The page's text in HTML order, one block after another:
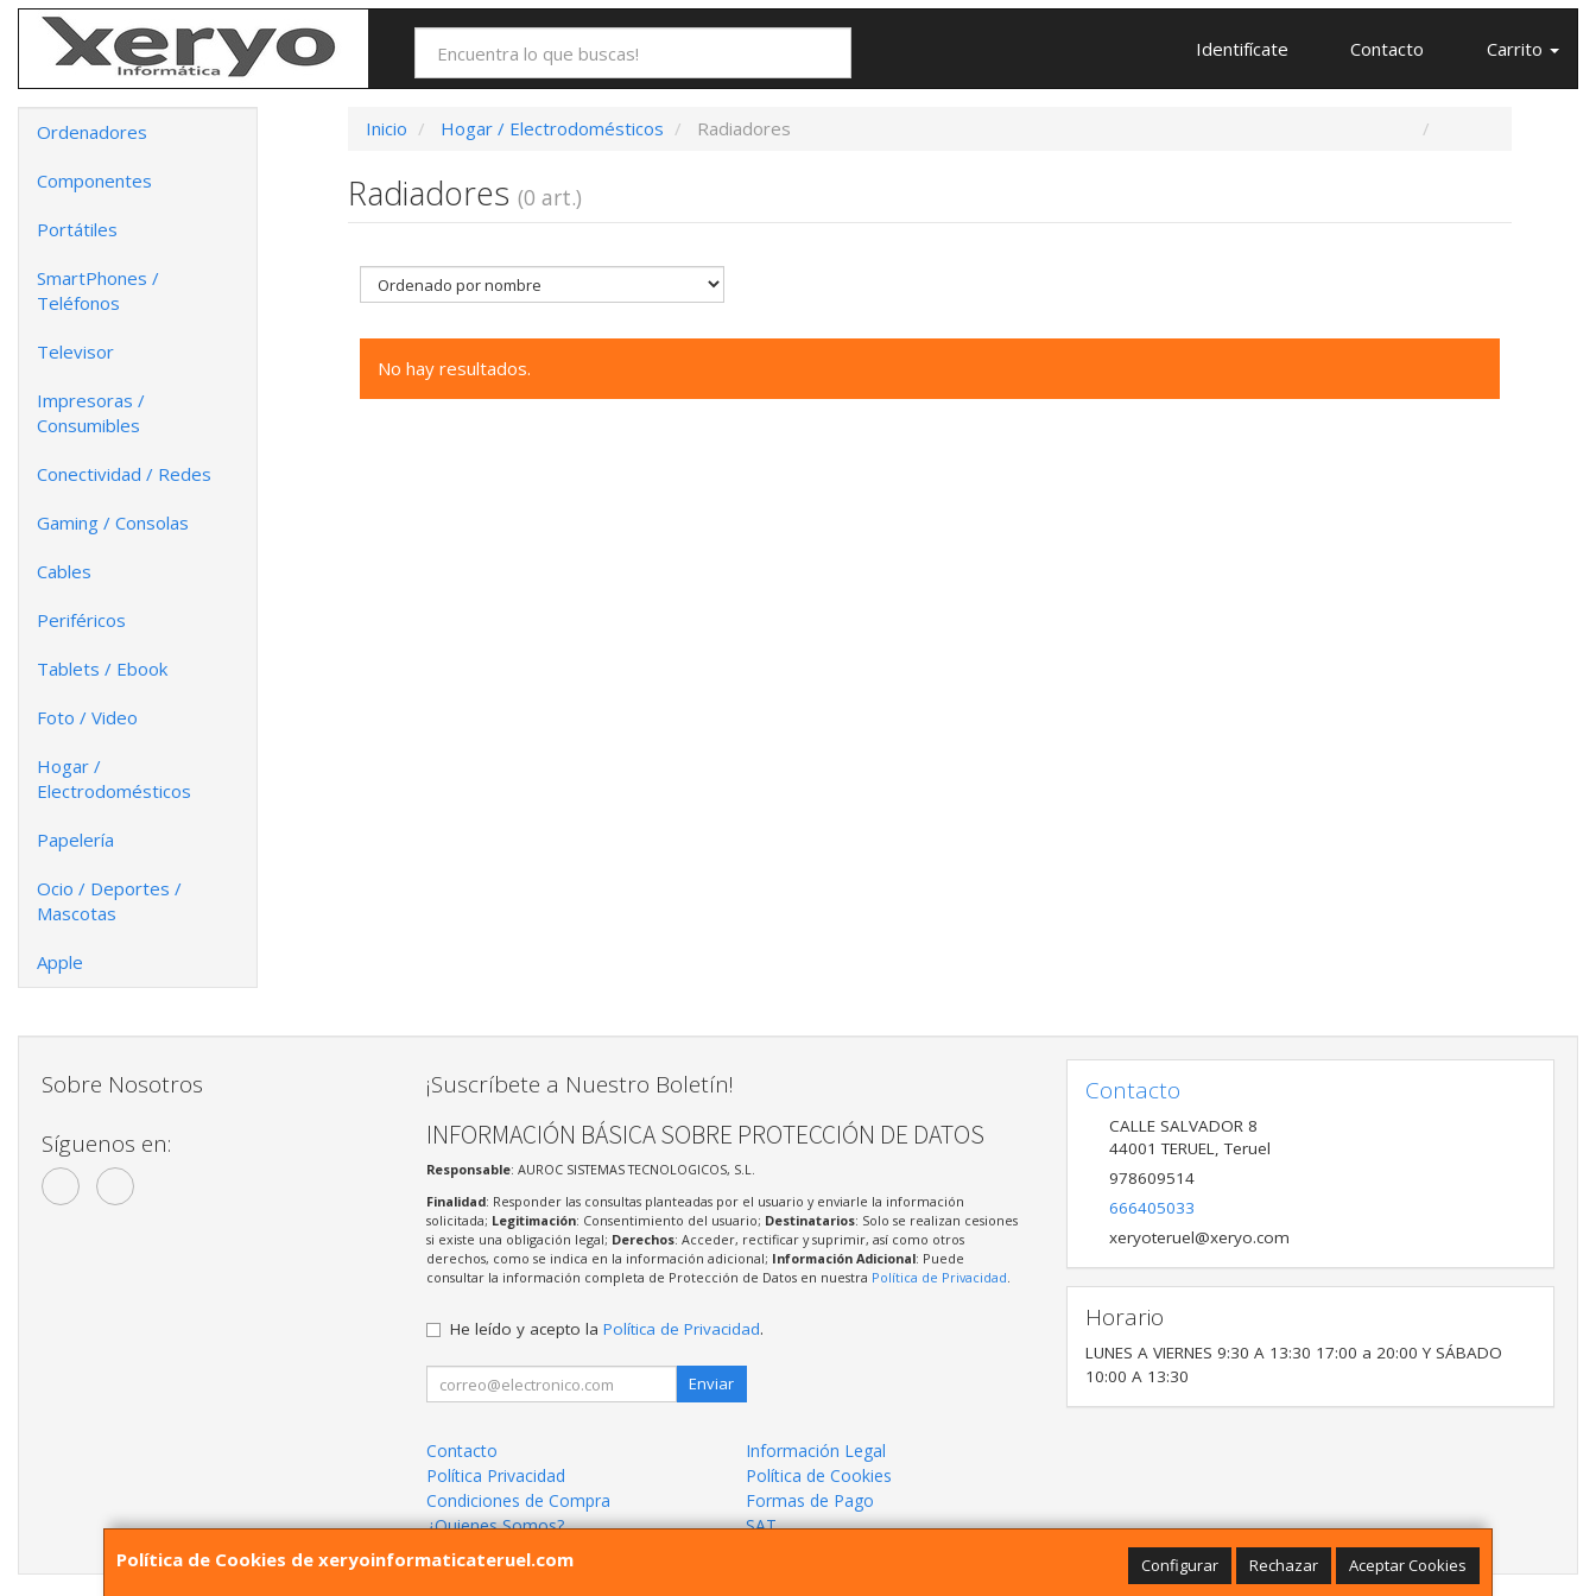
Identifícate Contacto Carrito
Ordenadores
Componentes
Portátiles
SmartPhones /
Teléfonos
Televisor
Impresoras /
Consumibles
Conectividad / Redes
Gaming / Consolas
Cables
Periféricos
Tablets / Ebook
Foto / Video
Hogar /
Electrodomésticos
Papelería
Ocio / Deportes /
Mascotas
Apple
Inicio Hogar / Electrodomésticos Radiadores
Radiadores (0 art.)
No hay resultados.
Política de Cookies de xeryoinformaticateruel.com Configurar Rechazar Aceptar Cookies
Sobre Nosotros
Síguenos en:
¡Suscríbete a Nuestro Boletín!
INFORMACIÓN BÁSICA SOBRE PROTECCIÓN DE DATOS
Responsable: AUROC SISTEMAS TECNOLOGICOS, S.L.
Finalidad: Responder las consultas planteadas por el usuario y enviarle la información
solicitada; Legitimación: Consentimiento del usuario; Destinatarios: Solo se realizan cesiones
si existe una obligación legal; Derechos: Acceder, rectificar y suprimir, así como otros
derechos, como se indica en la información adicional; Información Adicional: Puede
consultar la información completa de Protección de Datos en nuestra Política de Privacidad
He leído y acepto la Política de Privacidad.
Enviar
Contacto
Información Legal
Política Privacidad
Política de Cookies
Condiciones de Compra
Formas de Pago
¿Quienes Somos?
SAT
Contacto
CALLE SALVADOR 8
44001 TERUEL ,Teruel
978609514
666405033
xeryoteruel@xeryo.com
Horario
LUNES A VIERNES 9:30 A 13:30 17:00 a 20:00 Y SÁBADO
10:00 A 13:30